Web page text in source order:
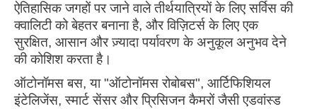
ऐतिहासिक जगहों पर जाने वाले तीर्थयात्रियों के लिए सर्विस की
क्वालिटी को बेहतर बनाना है, और विज़िटर्स के लिए एक
सुरक्षित, आसान और ज़्यादा पर्यावरण के अनुकूल अनुभव देने
की कोशिश करता है।
ऑटोनॉमस बस, या "ऑटोनॉमस रोबोबस", आर्टिफिशियल
इंटेलिजेंस, स्मार्ट सेंसर और प्रिसिजन कैमरों जैसी एडवांस्ड